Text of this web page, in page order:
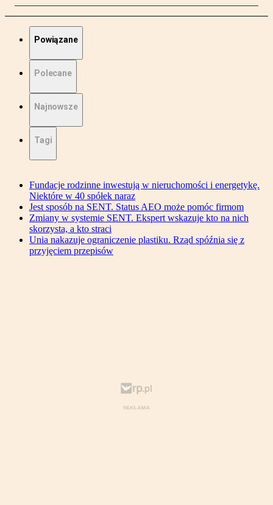
Powiązane
Polecane
Najnowsze
Tagi
Fundacje rodzinne inwestują w nieruchomości i energetykę.
Niektóre w 40 spółek naraz
Jest sposób na SENT. Status AEO może pomóc firmom
Zmiany w systemie SENT. Ekspert wskazuje kto na nich
skorzysta, a kto straci
Unia nakazuje ograniczenie plastiku. Rząd spóźnia się z
przyjęciem przepisów